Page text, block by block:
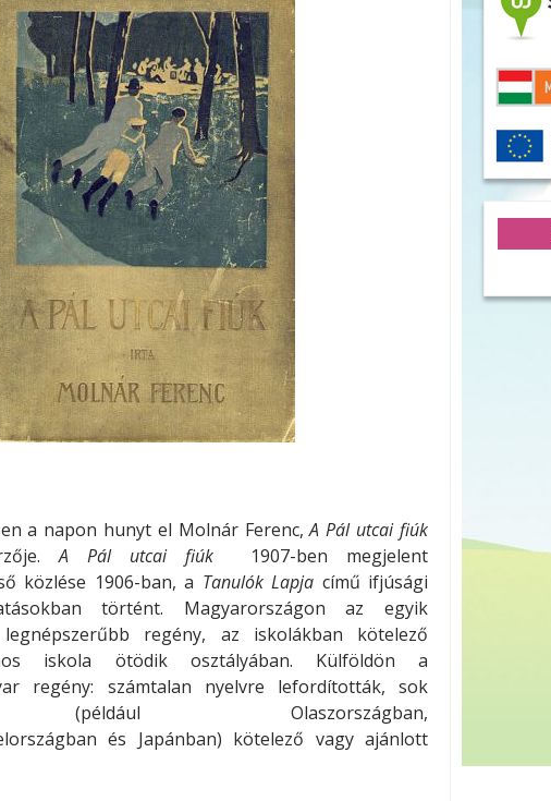
Minerva Fiókkönyvtár
Pinokkió
Gyermekkönyvtár
a napon hunyt el Molnár Ferenc,A Pál utcai fiúk
A Pál utcai fiúk 1907-ben megjelent
közlése 1906-ban, a Tanulók Lapja című ifjúsági
történt. Magyarországon az egyik
regény, az iskolákban kötelező
iskola ötödik osztályában. Külföldön a
regény: számtalan nyelvre lefordították, sok
(például Olaszországban,
és Japánban) kötelező vagy ajánlott